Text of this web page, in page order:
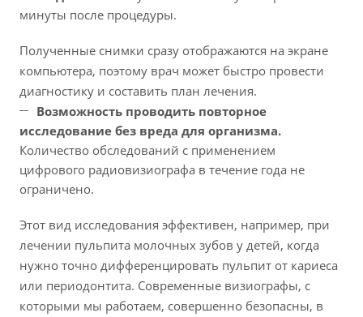
минуты после процедуры.
Полученные снимки сразу отображаются на экране
компьютера, поэтому врач может быстро провести
диагностику и составить план лечения.
Возможность проводить повторное
исследование без вреда для организма.
Количество обследований с применением
цифрового радиовизиографа в течение года не
ограничено.
Этот вид исследования эффективен, например, при
лечении пульпита молочных зубов у детей, когда
нужно точно дифференцировать пульпит от кариеса
или периодонтита. Современные визиографы, с
которыми мы работаем, совершенно безопасны, в